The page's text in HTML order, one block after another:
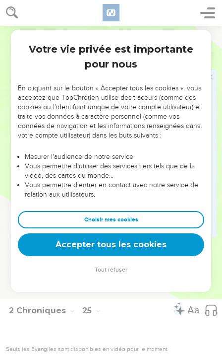
2 Chroniques 24
Fin du règne de Joas
23
contre Joas et pénétra dans Juda et à Jérusalem. Elle tua
parmi la population tous les chefs du peuple et envoya tout
L'armée des Syriens arriva avec un faible nombre
d'hommes et cependant l'Eternel livra entre ses mains une
armée très nombreuse, parce que les Judéens avaient
abandonné l'Eternel, le Dieu de leurs ancêtres. Ainsi, les
Syriens exercèrent les jugements contre Joas.
Lorsqu'ils se furent éloignés de lui en le laissant dans de
grandes souffrances, ses serviteurs conspirèrent contre lui à
cause de l’assassinat du fils du prêtre Jehojada. Ils le tuèrent
sur son lit et il mourut. On l'enterra dans la ville de David,
mais pas dans les tombeaux des rois.
Voici ceux qui conspirèrent contre lui : Zabad, fils de
Shimeath, une Ammonite, et Jozabad, fils de Shimrith, une
Moabite.
En ce qui concerne ses fils, le grand nombre de messages
dont il fut l'objet et les réparations faites à la maison de Dieu,
2 Chroniques 25
Seuls les Évangiles sont disponibles en vidéo pour le moment.
Votre vie privée est importante
pour nous
En cliquant sur le bouton « Accepter tous les cookies », vous
acceptez que TopChrétien utilise des traceurs (comme des
cookies ou l'identifiant unique de votre compte utilisateur) et
traite vos données à caractère personnel (comme vos
données de navigation et les informations renseignées dans
votre compte utilisateur) dans les buts suivants :
Mesurer l'audience de notre service
Vous permettre d'utiliser des services tiers tels que de la
vidéo, des cartes du monde…
Vous permettre d'entrer en contact avec notre service de
relation aux utilisateurs.
Choisir mes cookies
Accepter tous les cookies
Tout refuser